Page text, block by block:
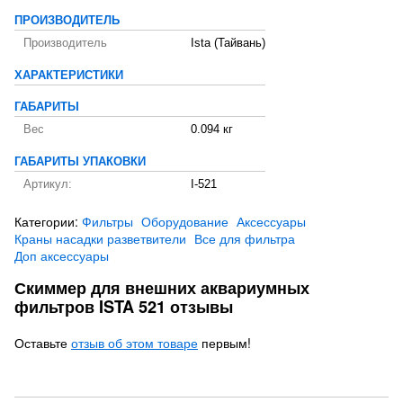
ПРОИЗВОДИТЕЛЬ
Производитель
Ista (Тайвань)
ХАРАКТЕРИСТИКИ
ГАБАРИТЫ
Вес
0.094 кг
ГАБАРИТЫ УПАКОВКИ
Артикул:
I-521
Категории: Фильтры Оборудование Аксессуары
Краны насадки разветвители Все для фильтра
Доп аксессуары
Скиммер для внешних аквариумных
фильтров ISTA 521 отзывы
Оставьте отзыв об этом товаре первым!